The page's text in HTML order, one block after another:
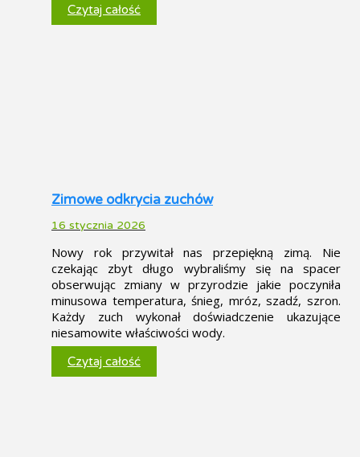
Czytaj całość
Zimowe odkrycia zuchów
16 stycznia 2026
Nowy rok przywitał nas przepiękną zimą. Nie
czekając zbyt długo wybraliśmy się na spacer
obserwując zmiany w przyrodzie jakie poczyniła
minusowa temperatura, śnieg, mróz, szadź, szron.
Każdy zuch wykonał doświadczenie ukazujące
niesamowite właściwości wody.
Czytaj całość